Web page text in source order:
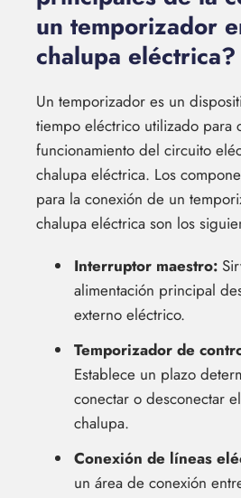
un temporizador
chalupa eléctrica?
Un temporizador es un
tiempo eléctrico utilizado para
funcionamiento del circuito
chalupa eléctrica. Los
para la conexión de un
chalupa eléctrica son los
Interruptor maestro:
alimentación principal
externo eléctrico.
Temporizador de
Establece un plazo
conectar o desconectar
chalupa.
Conexión de líneas
un área de conexión